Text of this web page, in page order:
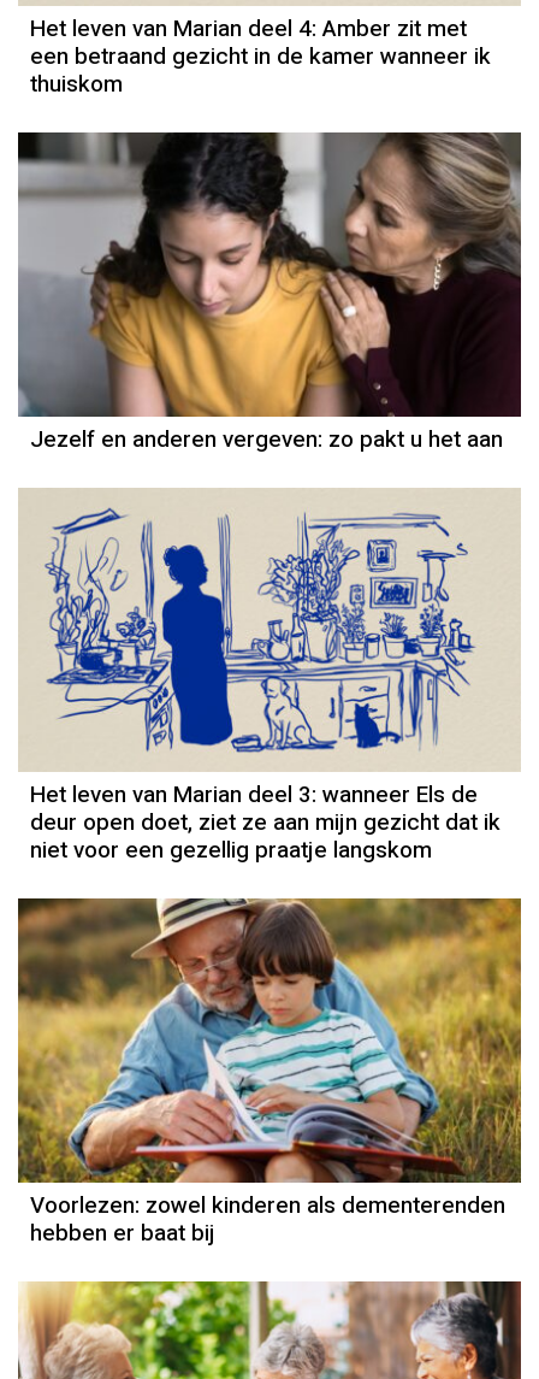
Het leven van Marian deel 4: Amber zit met
een betraand gezicht in de kamer wanneer ik
thuiskom
Jezelf en anderen vergeven: zo pakt u het aan
Column
Het leven van Marian deel 3: wanneer Els de
deur open doet, ziet ze aan mijn gezicht dat ik
niet voor een gezellig praatje langskom
Voorlezen: zowel kinderen als dementerenden
hebben er baat bij